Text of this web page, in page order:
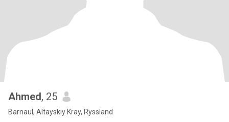
Ahmed, 25
Barnaul, Altayskiy Kray, Ryssland